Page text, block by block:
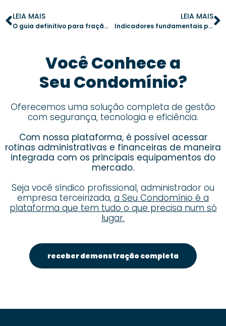
LEIA MAIS
O guia definitivo para fração ideal em condomínio
LEIA MAIS
Indicadores fundamentais para controlar despesas extraordinárias
Você Conhece a
Seu Condomínio?
Oferecemos uma solução completa de gestão
com segurança, tecnologia e eficiência.
Com nossa plataforma, é possível acessar
rotinas administrativas e financeiras de maneira
integrada com os principais equipamentos do
mercado.
Seja você síndico profissional, administrador ou
empresa terceirizada, a Seu Condomínio é a
plataforma que tem tudo o que precisa num só
lugar.
receber demonstração completa